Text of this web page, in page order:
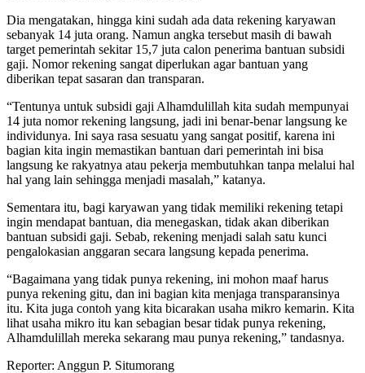
Dia mengatakan, hingga kini sudah ada data rekening karyawan
sebanyak 14 juta orang. Namun angka tersebut masih di bawah
target pemerintah sekitar 15,7 juta calon penerima bantuan subsidi
gaji. Nomor rekening sangat diperlukan agar bantuan yang
diberikan tepat sasaran dan transparan.
“Tentunya untuk subsidi gaji Alhamdulillah kita sudah mempunyai
14 juta nomor rekening langsung, jadi ini benar-benar langsung ke
individunya. Ini saya rasa sesuatu yang sangat positif, karena ini
bagian kita ingin memastikan bantuan dari pemerintah ini bisa
langsung ke rakyatnya atau pekerja membutuhkan tanpa melalui hal
hal yang lain sehingga menjadi masalah,” katanya.
Sementara itu, bagi karyawan yang tidak memiliki rekening tetapi
ingin mendapat bantuan, dia menegaskan, tidak akan diberikan
bantuan subsidi gaji. Sebab, rekening menjadi salah satu kunci
pengalokasian anggaran secara langsung kepada penerima.
“Bagaimana yang tidak punya rekening, ini mohon maaf harus
punya rekening gitu, dan ini bagian kita menjaga transparansinya
itu. Kita juga contoh yang kita bicarakan usaha mikro kemarin. Kita
lihat usaha mikro itu kan sebagian besar tidak punya rekening,
Alhamdulillah mereka sekarang mau punya rekening,” tandasnya.
Reporter: Anggun P. Situmorang